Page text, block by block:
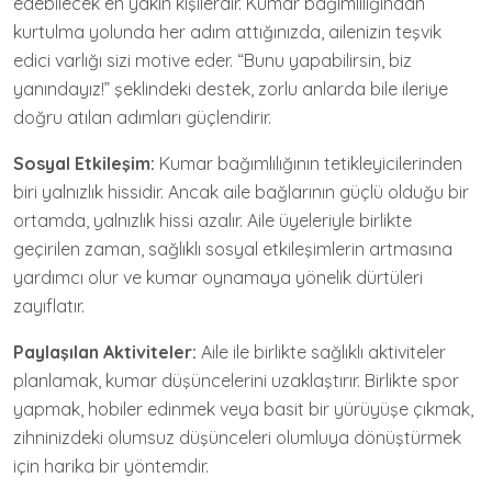
kurtulma yolunda her adım attığınızda, ailenizin teşvik
edici varlığı sizi motive eder. “Bunu yapabilirsin, biz
yanındayız!” şeklindeki destek, zorlu anlarda bile ileriye
doğru atılan adımları güçlendirir.
Sosyal Etkileşim: Kumar bağımlılığının tetikleyicilerinden
biri yalnızlık hissidir. Ancak aile bağlarının güçlü olduğu bir
ortamda, yalnızlık hissi azalır. Aile üyeleriyle birlikte
geçirilen zaman, sağlıklı sosyal etkileşimlerin artmasına
yardımcı olur ve kumar oynamaya yönelik dürtüleri
zayıflatır.
Paylaşılan Aktiviteler: Aile ile birlikte sağlıklı aktiviteler
planlamak, kumar düşüncelerini uzaklaştırır. Birlikte spor
yapmak, hobiler edinmek veya basit bir yürüyüşe çıkmak,
zihninizdeki olumsuz düşünceleri olumluya dönüştürmek
için harika bir yöntemdir.